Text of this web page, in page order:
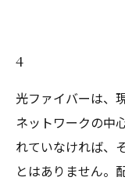
4
光ファイバーは、
ネットワークの中
れていなければ、
とはありません。